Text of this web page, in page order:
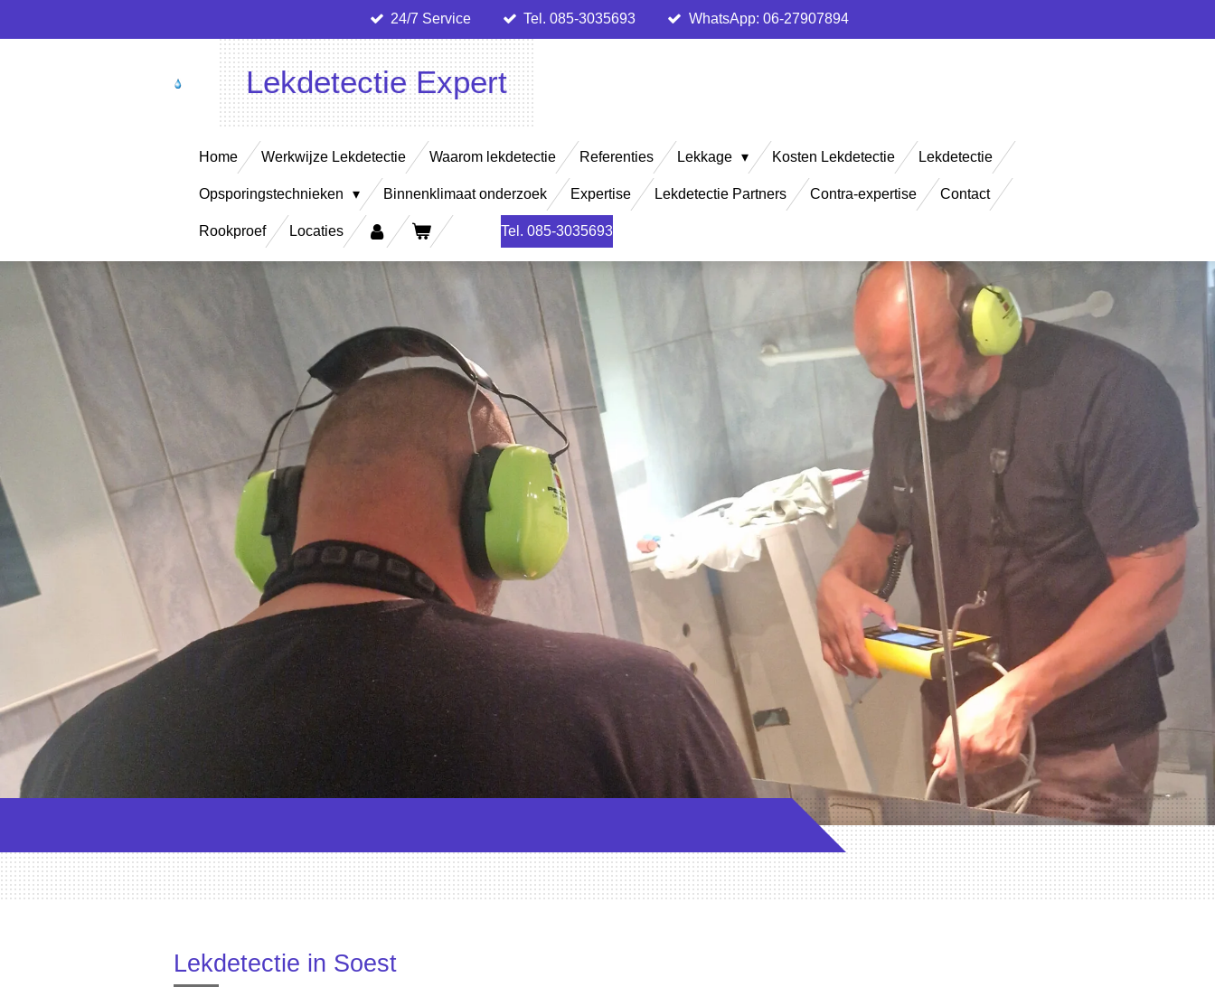
direct
24/7 Service Tel. 085-3035693 WhatsApp: 06-27907894
Lekdetectie Expert
Home Werkwijze Lekdetectie Waarom lekdetectie Referenties Lekkage Kosten Lekdetectie Lekdetectie
Opsporingstechnieken Binnenklimaat onderzoek Expertise Lekdetectie Partners Contra-expertise Contact
Rookproef Locaties Tel. 085-3035693
Lekdetectie in Soest